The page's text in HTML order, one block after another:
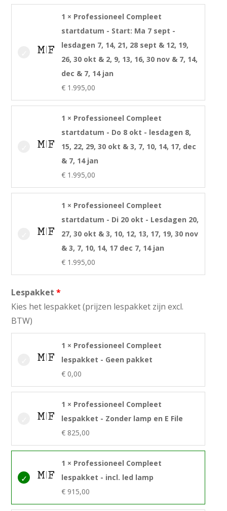
1 × Professioneel Compleet
startdatum - Start: Ma 7 sept -
lesdagen 7, 14, 21, 28 sept & 12, 19,
26, 30 okt & 2, 9, 13, 16, 30 nov & 7, 14,
dec & 7, 14 jan
€ 1.995,00
1 × Professioneel Compleet
startdatum - Do 8 okt - lesdagen 8,
15, 22, 29, 30 okt & 3, 7, 10, 14, 17, dec
& 7, 14 jan
€ 1.995,00
1 × Professioneel Compleet
startdatum - Di 20 okt - Lesdagen 20,
27, 30 okt & 3, 10, 12, 13, 17, 19, 30 nov
& 3, 7, 10, 14, 17 dec 7, 14 jan
€ 1.995,00
Lespakket
Kies het lespakket (prijzen lespakket zijn excl.
BTW)
1 × Professioneel Compleet
lespakket - Geen pakket
€ 0,00
1 × Professioneel Compleet
lespakket - Zonder lamp en E File
€ 825,00
1 × Professioneel Compleet
lespakket - incl. led lamp
€ 915,00